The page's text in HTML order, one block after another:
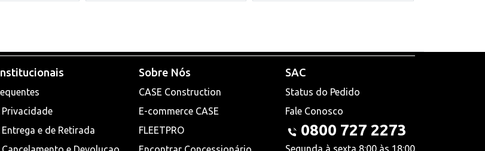
e de Retirada
Sobre Nós
CASE Construction
E-commerce CASE
FLEETPRO
SAC
Status do Pedido
Fale Conosco
0800 727 2273
Segunda à sexta 8:00 às 18:00